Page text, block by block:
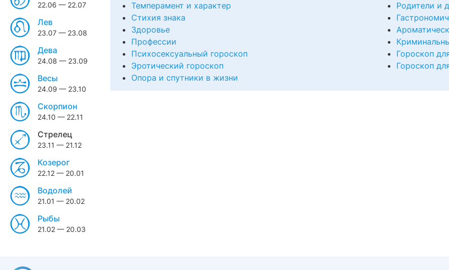
22.06 — 22.07
Лев
23.07 — 23.08
Дева
24.08 — 23.09
Весы
24.09 — 23.10
Скорпион
24.10 — 22.11
Стрелец
23.11 — 21.12
Козерог
22.12 — 20.01
Водолей
21.01 — 20.02
Рыбы
21.02 — 20.03
Темперамент и характер
Стихия знака
Здоровье
Профессии
Психосексуальный гороскоп
Эротический гороскоп
Опора и спутники в жизни
Родители и
Гороскоп
Гороскоп